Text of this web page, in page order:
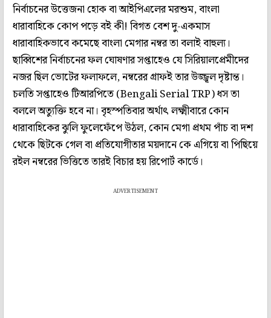
নির্বাচনের উত্তেজনা হোক বা আইপিএলের মরশুম, বাংলা
ধারাবাহিকে কোপ পড়ে বই কী! বিগত বেশ দু-একমাস
ধারাবাহিকভাবে কমেছে বাংলা মেগার নম্বর তা বলাই বাহুল্য।
ছাব্বিশের নির্বাচনের ফল ঘোষণার সপ্তাহেও যে সিরিয়ালপ্রেমীদের
নজর ছিল ভোটের ফলাফলে, নম্বরের গ্রাফই তার উজ্জ্বল দৃষ্টান্ত।
চলতি সপ্তাহেও টিআরপিতে (Bengali Serial TRP) ধস তা
বললে অত্যুক্তি হবে না। বৃহস্পতিবার অর্থাৎ লক্ষ্মীবারে কোন
ধারাবাহিকের ঝুলি ফুলেফেঁপে উঠল, কোন মেগা প্রথম পাঁচ বা দশ
থেকে ছিটকে গেল বা প্রতিযোগীতার ময়দানে কে এগিয়ে বা পিছিয়ে
রইল নম্বরের ভিত্তিতে তারই বিচার হয় রিপোর্ট কার্ডে।
ADVERTISEMENT